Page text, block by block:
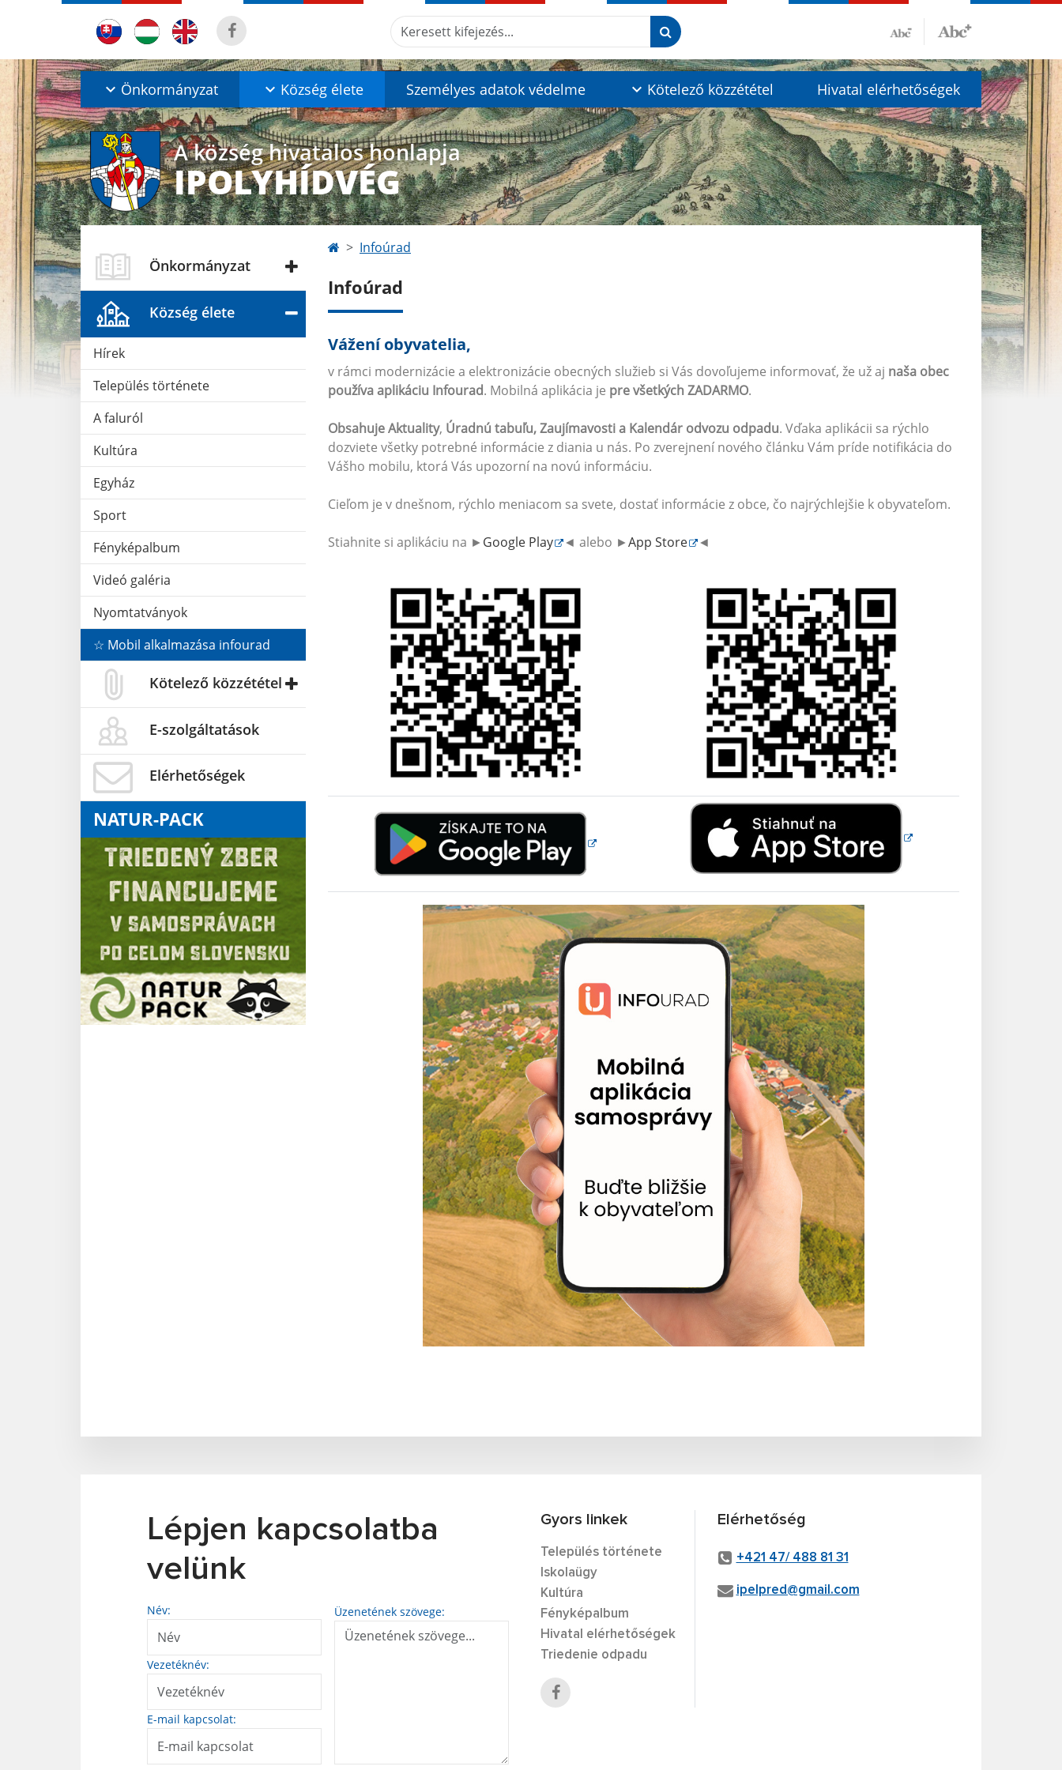
Keresett kifejezés...
Önkormányzat Község élete Személyes adatok védelme Kötelező közzététel Hivatal elérhetőségek
A község hivatalos honlapja
IPOLYHÍDVÉG
Önkormányzat
Község élete
Hírek
Település története
A faluról
Kultúra
Egyház
Sport
Fényképalbum
Videó galéria
Nyomtatványok
☆ Mobil alkalmazása infourad
Kötelező közzététel
E-szolgáltatások
Elérhetőségek
NATUR-PACK
Infoúrad
Infoúrad
Vážení obyvatelia,
v rámci modernizácie a elektronizácie obecných služieb si Vás dovoľujeme informovať, že už aj naša obec
používa aplikáciu Infourad. Mobilná aplikácia je pre všetkých ZADARMO.
Obsahuje Aktuality, Úradnú tabuľu, Zaujímavosti a Kalendár odvozu odpadu. Vďaka aplikácii sa rýchlo
dozviete všetky potrebné informácie z diania u nás. Po zverejnení nového článku Vám príde notifikácia do
Vášho mobilu, ktorá Vás upozorní na novú informáciu.
Cieľom je v dnešnom, rýchlo meniacom sa svete, dostať informácie z obce, čo najrýchlejšie k obyvateľom.
Stiahnite si aplikáciu na ► Google Play ◄ alebo ►App Store ◄
Lépjen kapcsolatba
velünk
Név:
Vezetéknév:
E-mail kapcsolat:
Üzenetének szövege:
Gyors linkek
Település története
Iskolaügy
Kultúra
Fényképalbum
Hivatal elérhetőségek
Triedenie odpadu
Elérhetőség
+421 47/ 488 81 31
ipelpred@gmail.com